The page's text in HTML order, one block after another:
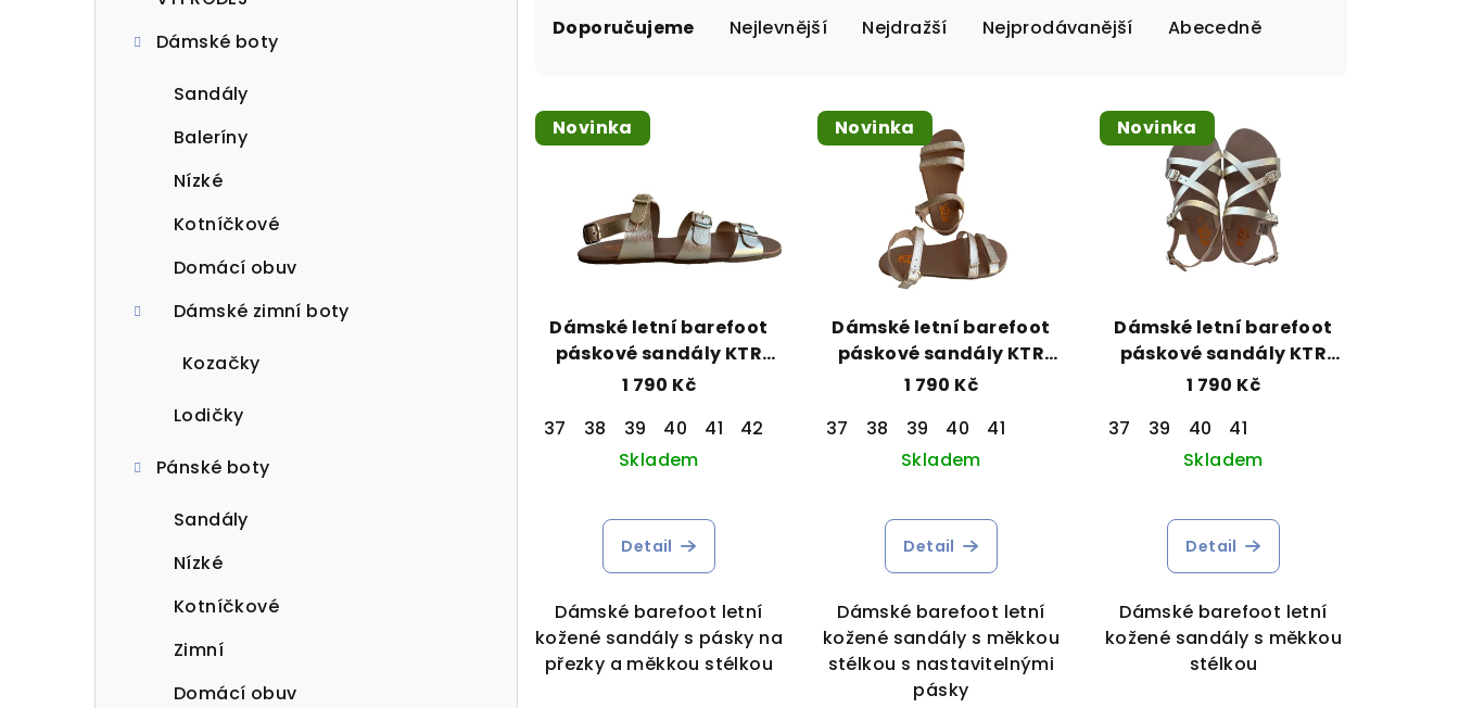
Dámské boty
Sandály
Baleríny
Nízké
Kotníčkové
Domácí obuv
Dámské zimní boty
Kozačky
Lodičky
Pánské boty
Sandály
Nízké
Kotníčkové
Zimní
Domácí obuv
a
e
o
d
u
Doporučujeme Nejlevnější Nejdražší Nejprodávanější Abecedně
V
ý
p
d
ů
Novinka
Dámské letní barefoot
páskové sandály KTR
25028 zlaté
1 790 Kč
37
38 39 40 41
42
Skladem
Detail
Dámské barefoot letní
kožené sandály s pásky na
přezky a měkkou stélkou
Novinka
Dámské letní barefoot
páskové sandály KTR
20026 zlaté
1 790 Kč
37
38 39 40
41
Skladem
Detail
Dámské barefoot letní
kožené sandály s měkkou
stélkou s nastavitelnými
pásky
Novinka
Dámské letní barefoot
páskové sandály KTR
95006 zlaté
1 790 Kč
37
39 40
41
Skladem
Detail
Dámské barefoot letní
kožené sandály s měkkou
stélkou